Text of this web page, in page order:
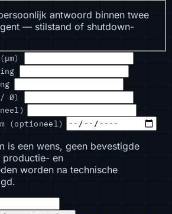
antwoord binnen twee
— stilstand of shutdown-
/ Ø)
(optioneel)
is een wens, geen bevestigde
productie- en
worden na technische